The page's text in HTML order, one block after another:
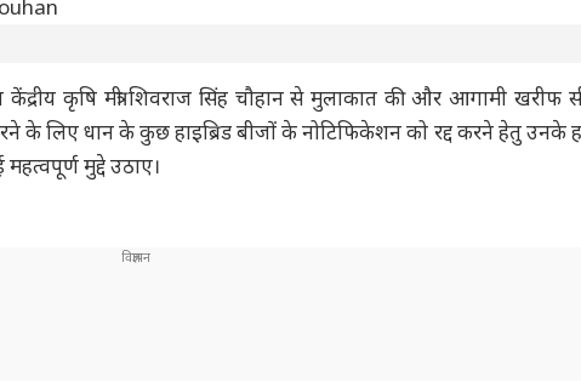
कृषि मंत्री शिवराज सिंह चौहान से मुलाकात की और आगामी खरीफ
के लिए धान के कुछ हाइब्रिड बीजों के नोटिफिकेशन को रद्द करने हेतु उनके
मुद्दे उठाए।